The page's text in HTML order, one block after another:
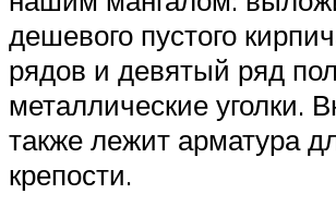
дешевого пустого
рядов и девятый ряд
металлические уголки.
также лежит арматура
крепости.